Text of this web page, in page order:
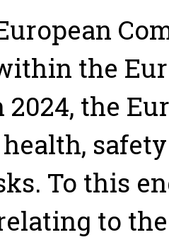
the
the
To this
to